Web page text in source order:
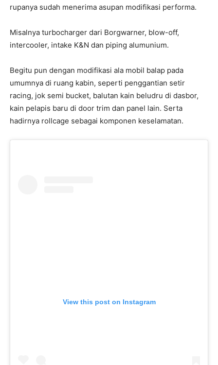
rupanya sudah menerima asupan modifikasi performa.
Misalnya turbocharger dari Borgwarner, blow-off,
intercooler, intake K&N dan piping alumunium.
Begitu pun dengan modifikasi ala mobil balap pada
umumnya di ruang kabin, seperti penggantian setir
racing, jok semi bucket, balutan kain beludru di dasbor,
kain pelapis baru di door trim dan panel lain. Serta
hadirnya rollcage sebagai komponen keselamatan.
View this post on Instagram